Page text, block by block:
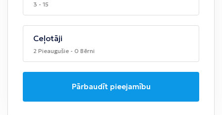
3 - 15
Ceļotāji
2 Pieaugušie - 0 Bērni
Pārbaudīt pieejamību